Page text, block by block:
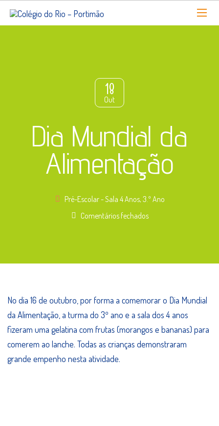
18
Out
Dia Mundial da
Alimentação
Pré-Escolar - Sala 4 Anos, 3.º Ano
Comentários fechadosem
No dia 16 de outubro, por forma a comemorar o Dia Mundial
da Alimentação, a turma do 3º ano e a sala dos 4 anos
fizeram uma gelatina com frutas (morangos e bananas) para
comerem ao lanche. Todas as crianças demonstraram
grande empenho nesta atividade.